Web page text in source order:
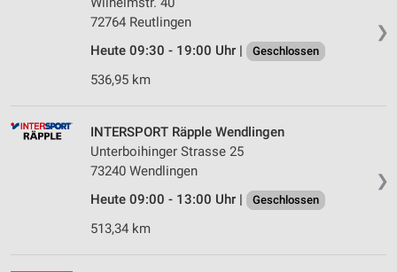
❯
72764 Reutlingen
Heute 09:30 - 19:00 Uhr |
Geschlossen
536,95 km
❯
INTERSPORT Räpple Wendlingen
Unterboihinger Strasse 25
73240 Wendlingen
Heute 09:00 - 13:00 Uhr |
Geschlossen
513,34 km